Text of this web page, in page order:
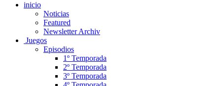
inicio
Noticias
Featured
Newsletter Archiv
Juegos
Episodios
1º Temporada
2º Temporada
3º Temporada